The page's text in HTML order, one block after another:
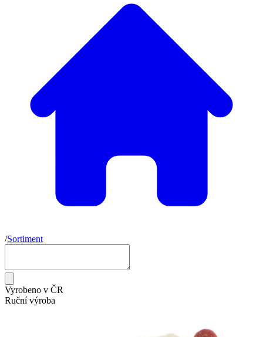
/Sortiment
Vyrobeno v ČR
Ruční výroba